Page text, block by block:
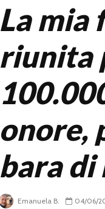
La mia
riunita
onore,
bara di
Emanuela B. 04/06/